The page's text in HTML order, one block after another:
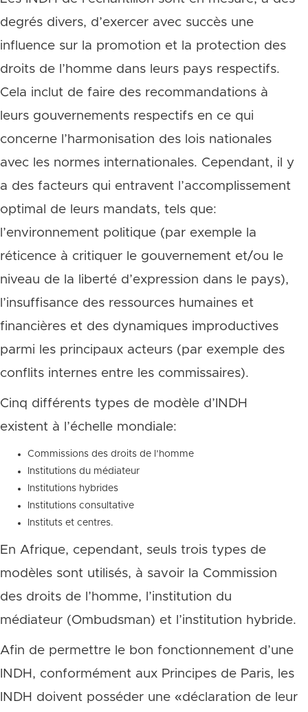
degrés divers, d’exercer avec succès une
influence sur la promotion et la protection des
droits de l’homme dans leurs pays respectifs.
Cela inclut de faire des recommandations à
leurs gouvernements respectifs en ce qui
concerne l’harmonisation des lois nationales
avec les normes internationales. Cependant, il y
a des facteurs qui entravent l’accomplissement
optimal de leurs mandats, tels que:
l’environnement politique (par exemple la
réticence à critiquer le gouvernement et/ou le
niveau de la liberté d’expression dans le pays),
l’insuffisance des ressources humaines et
financières et des dynamiques improductives
parmi les principaux acteurs (par exemple des
conflits internes entre les commissaires).
Cinq différents types de modèle d’INDH
existent à l’échelle mondiale:
Commissions des droits de l’homme
Institutions du médiateur
Institutions hybrides
Institutions consultative
Instituts et centres.
En Afrique, cependant, seuls trois types de
modèles sont utilisés, à savoir la Commission
des droits de l’homme, l’institution du
médiateur (Ombudsman) et l’institution hybride.
Afin de permettre le bon fonctionnement d’une
INDH, conformément aux Principes de Paris, les
INDH doivent posséder une «déclaration de leur